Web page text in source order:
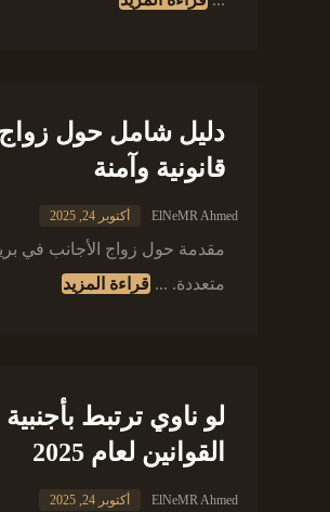
دليل شامل حول زواج
قانونية وآمنة
ElNeMR Ahmed أكتوبر 24, 2025
مقدمة حول زواج الأجانب في
متعددة. ... قراءة المزيد
لو ناوي ترتبط
القوانين لعام 2025
ElNeMR Ahmed أكتوبر 24, 2025